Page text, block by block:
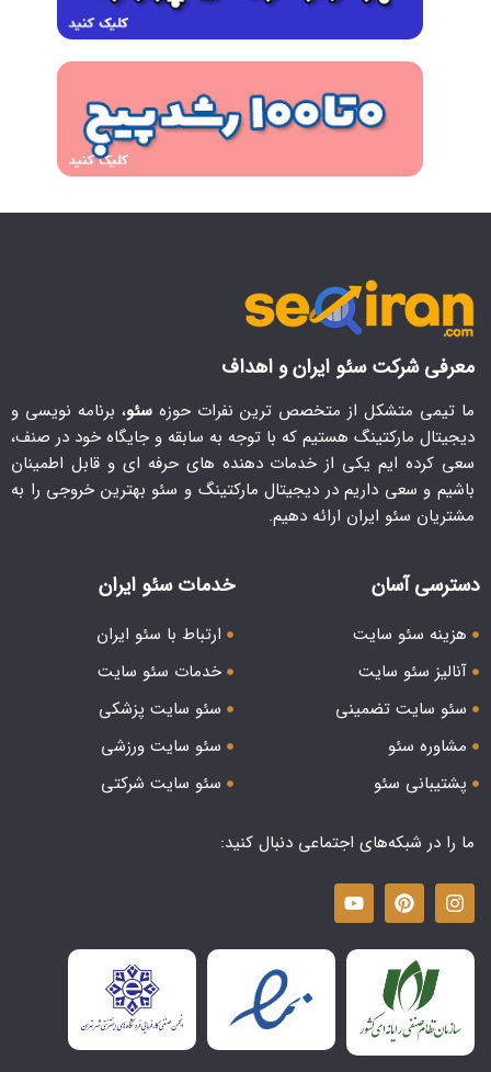
معرفی شرکت سئو ایران و اهداف
ما تیمی متشکل از متخصص ترین نفرات حوزه سئو، برنامه نویسی و
دیجیتال مارکتینگ هستیم که با توجه به سابقه و جایگاه خود در صنف،
سعی کرده ایم یکی از خدمات دهنده های حرفه ای و قابل اطمینان
باشیم و سعی داریم در دیجیتال مارکتینگ و سئو بهترین خروجی را به
مشتریان سئو ایران ارائه دهیم.
دسترسی آسان
هزینه سئو سایت
آنالیز سئو سایت
سئو سایت تضمینی
مشاوره سئو
پشتیبانی سئو
خدمات سئو ایران
ارتباط با سئو ایران
خدمات سئو سایت
سئو سایت پزشکی
سئو سایت ورزشی
سئو سایت شرکتی
ما را در شبکه‌های اجتماعی دنبال کنید: